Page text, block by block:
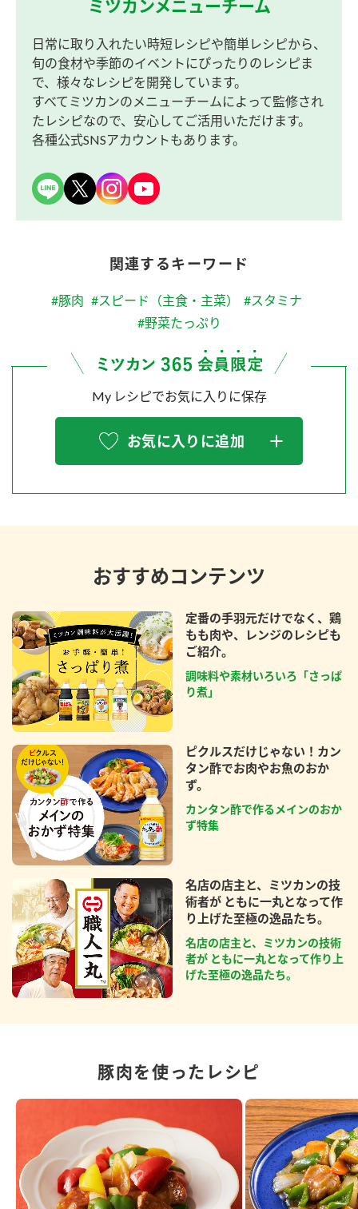
ミツカンメニューチーム
日常に取り入れたい時短レシピや簡単レシピから、
旬の食材や季節のイベントにぴったりのレシピま
で、様々なレシピを開発しています。
すべてミツカンのメニューチームによって監修され
たレシピなので、安心してご活用いただけます。
各種公式SNSアカウントもあります。
関連するキーワード
#豚肉 #スピード（主食・主菜）
#スタミナ
#野菜たっぷり
My レシピでお気に入りに保存
お気に入りに追加
おすすめコンテンツ
定番の手羽元だけでなく、鶏
もも肉や、レンジのレシピも
ご紹介。
調味料や素材いろいろ「さっぱ
り煮」
ピクルスだけじゃない！カン
タン酢でお肉やお魚のおか
ず。
カンタン酢で作るメインのおか
ず特集
名店の店主と、ミツカンの技
術者が ともに一丸となって作
り上げた至極の逸品たち。
名店の店主と、ミツカンの技術
者が ともに一丸となって作り上
げた至極の逸品たち。
豚肉を使ったレシピ